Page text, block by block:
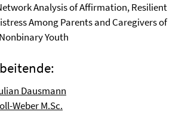
Analysis of Affirmation, Resilient
Among Parents and Caregivers of
Youth
Dausmann
Weber M.Sc.